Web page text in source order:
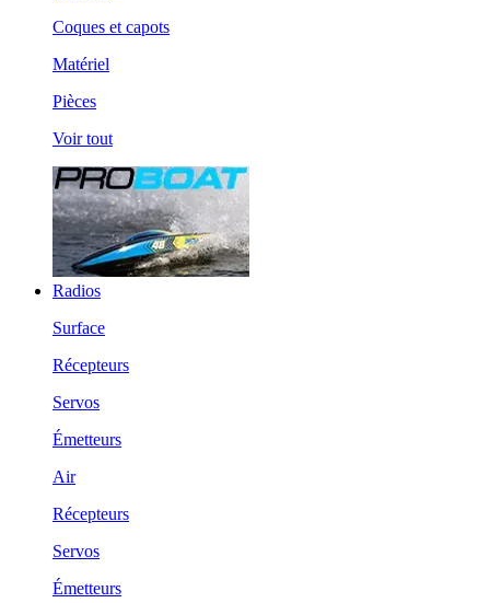
Coques et capots
Matériel
Pièces
Voir tout
Radios
Surface
Récepteurs
Servos
Émetteurs
Air
Récepteurs
Servos
Émetteurs